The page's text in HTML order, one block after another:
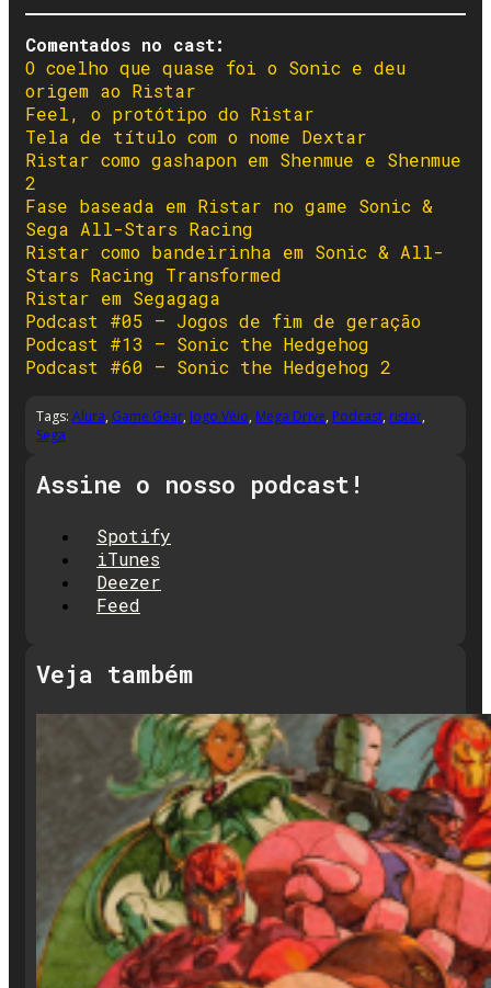
Comentados no cast:
O coelho que quase foi o Sonic e deu
origem ao Ristar
Feel, o protótipo do Ristar
Tela de título com o nome Dextar
Ristar como gashapon em Shenmue e Shenmue
2
Fase baseada em Ristar no game Sonic &
Sega All-Stars Racing
Ristar como bandeirinha em Sonic & All-
Stars Racing Transformed
Ristar em Segagaga
Podcast #05 – Jogos de fim de geração
Podcast #13 – Sonic the Hedgehog
Podcast #60 – Sonic the Hedgehog 2
Tags: Alura, Game Gear, Jogo Véio, Mega Drive, Podcast, ristar,
Sega
Assine o nosso podcast!
Spotify
iTunes
Deezer
Feed
Veja também